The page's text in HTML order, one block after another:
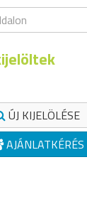
ÚJ KIJELÖLÉSE
AJÁNLATKÉRÉS